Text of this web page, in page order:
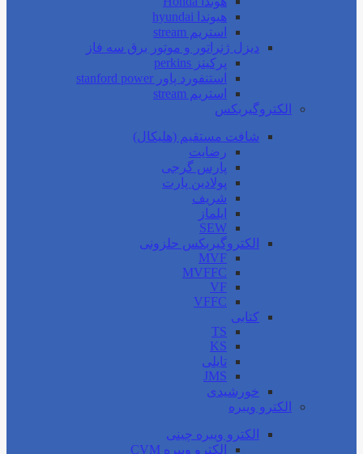
هیوندا hyundai
استریم stream
دیزل ژنراتور و موتور برق سه فاز
پرکینز perkins
استنفورد پاور stanford power
استریم stream
الکتروگیربکس
شافت مستقیم (هلیکال)
رضایت
پارس گرجی
پولادین پارت
شریف
ایلماز
SEW
الکتروگیربکس حلزونی
MVF
MVFFC
VF
VFFC
کتابی
TS
KS
تایلی
JMS
خورشیدی
الکترو ویبره
الکترو ویبره چینی
الکترو ویبره CVM